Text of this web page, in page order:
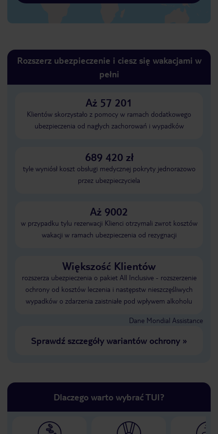
Rozszerz ubezpieczenie i ciesz się wakacjami w
pełni
Aż 57 201
Klientów skorzystało z pomocy w ramach dodatkowego
ubezpieczenia od nagłych zachorowań i wypadków
689 420 zł
tyle wyniósł koszt obsługi medycznej pokryty jednorazowo
przez ubezpieczyciela
Aż 9002
w przypadku tylu rezerwacji Klienci otrzymali zwrot kosztów
wakacji w ramach ubezpieczenia od rezygnacji
Większość Klientów
rozszerza ubezpieczenia o pakiet All Inclusive - rozszerzenie
ochrony od kosztów leczenia i następstw nieszczęśliwych
wypadków o zdarzenia zaistniałe pod wpływem alkoholu
Dane Mondial Assistance
Sprawdź szczegóły wariantów ochrony»
Dlaczego warto wybrać TUI?